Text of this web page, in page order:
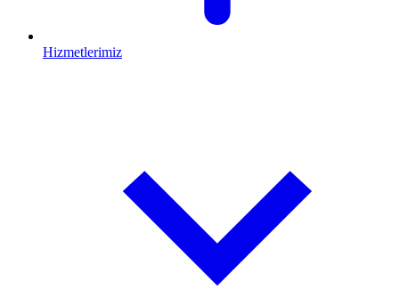
Hizmetlerimiz